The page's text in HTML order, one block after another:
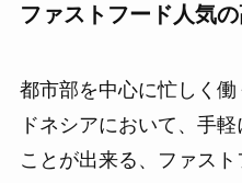
ファストフード人気の
都市部を中心に忙しく
ドネシアにおいて、手
ことが出来る、ファス